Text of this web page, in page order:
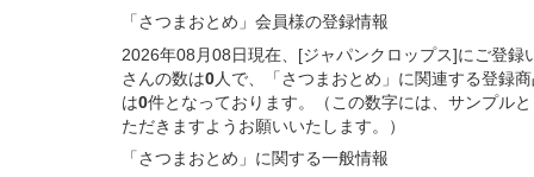
「さつまおとめ」会員様の登録情報
2026年08月08日現在、[ジャパンクロップス]にご登
さんの数は0人で、「さつまおとめ」に関連する登録
は0件となっております。（この数字には、サンプル
ただきますようお願いいたします。）
「さつまおとめ」に関する一般情報